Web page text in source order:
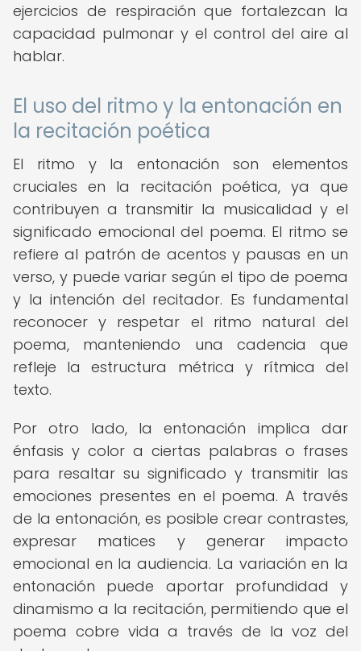
ejercicios de respiración que fortalezcan la
capacidad pulmonar y el control del aire al
hablar.
El uso del ritmo y la entonación en
la recitación poética
El ritmo y la entonación son elementos
cruciales en la recitación poética, ya que
contribuyen a transmitir la musicalidad y el
significado emocional del poema. El ritmo se
refiere al patrón de acentos y pausas en un
verso, y puede variar según el tipo de poema
y la intención del recitador. Es fundamental
reconocer y respetar el ritmo natural del
poema, manteniendo una cadencia que
refleje la estructura métrica y rítmica del
texto.
Por otro lado, la entonación implica dar
énfasis y color a ciertas palabras o frases
para resaltar su significado y transmitir las
emociones presentes en el poema. A través
de la entonación, es posible crear contrastes,
expresar matices y generar impacto
emocional en la audiencia. La variación en la
entonación puede aportar profundidad y
dinamismo a la recitación, permitiendo que el
poema cobre vida a través de la voz del